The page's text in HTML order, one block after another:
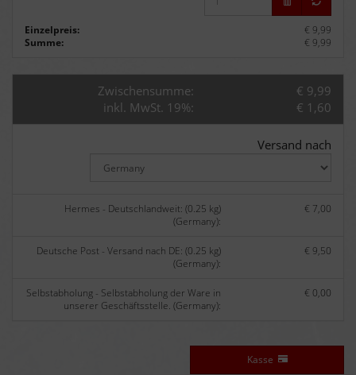
Einzelpreis:
€ 9,99
Summe:
€ 9,99
Zwischensumme:
€ 9,99
inkl. MwSt. 19%:
€ 1,60
Versand nach
Hermes - Deutschlandweit: (0.25 kg)
(Germany):
€ 7,00
Deutsche Post - Versand nach DE: (0.25 kg)
(Germany):
€ 9,50
Selbstabholung - Selbstabholung der Ware in
unserer Geschäftsstelle. (Germany):
€ 0,00
Kasse